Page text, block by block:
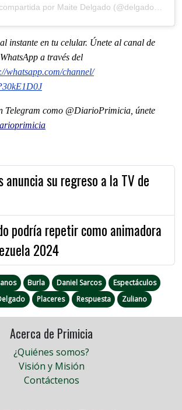
instante en tu celular. Únete al canal de
a través del
whatsapp.com/channel/
Telegram como @DiarioPrimicia, únete
anuncia su regreso a la TV de
podría repetir como animadora
2024
Burla Daniel Sarcos
Espectáculos
Placeres Respuesta Zuliano
Acerca de Primicia
¿Quiénes somos?
Visión y Misión
Contáctenos